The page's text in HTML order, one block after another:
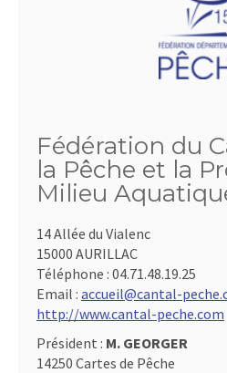
Fédération du
la Pêche et la
Milieu
14 Allée du Vialenc
15000 AURILLAC
Téléphone : 04.71.48.19.25
Email : accueil@cantal-
http://www.cantal-peche.com
Président : M. GEORGER
14250 Cartes de Pêche